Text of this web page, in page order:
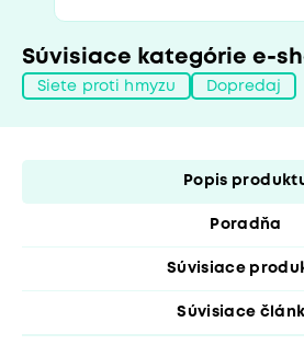
Súvisiace kategórie e-
Siete proti hmyzu Dopredaj
Popis
Poradňa
Súvisiace
Súvisiace